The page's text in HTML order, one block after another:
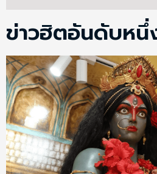
ข่าวฮิตอันดับหนึ่